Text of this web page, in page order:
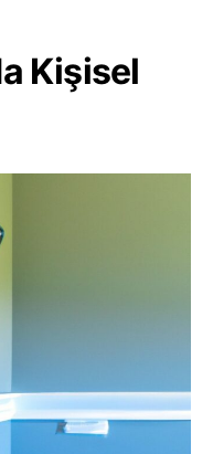
Kişisel